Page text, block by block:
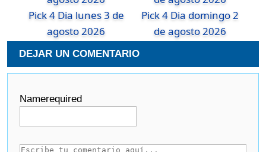
Pick 4 Dia lunes 3 de
agosto 2026
Pick 4 Dia domingo 2
de agosto 2026
DEJAR UN COMENTARIO
Namerequired